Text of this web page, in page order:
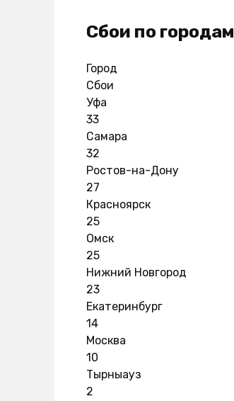
Сбои по городам
Город
Сбои
Уфа
33
Самара
32
Ростов-на-Дону
27
Красноярск
25
Омск
25
Нижний Новгород
23
Екатеринбург
14
Москва
10
Тырныауз
2